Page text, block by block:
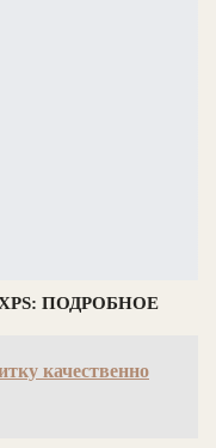
ПОДРОБНОЕ
качественно